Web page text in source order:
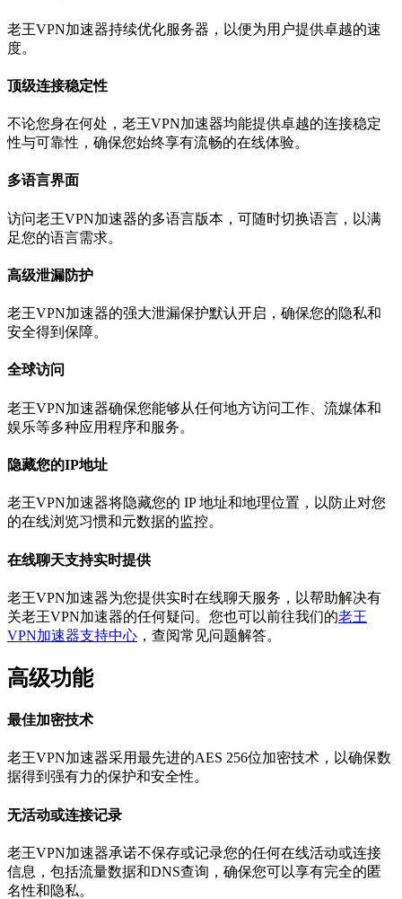
老王VPN加速器持续优化服务器，以便为用户提供卓越的速
度。
顶级连接稳定性
不论您身在何处，老王VPN加速器均能提供卓越的连接稳定
性与可靠性，确保您始终享有流畅的在线体验。
多语言界面
访问老王VPN加速器的多语言版本，可随时切换语言，以满
足您的语言需求。
高级泄漏防护
老王VPN加速器的强大泄漏保护默认开启，确保您的隐私和
安全得到保障。
全球访问
老王VPN加速器确保您能够从任何地方访问工作、流媒体和
娱乐等多种应用程序和服务。
隐藏您的IP地址
老王VPN加速器将隐藏您的 IP 地址和地理位置，以防止对您
的在线浏览习惯和元数据的监控。
在线聊天支持实时提供
老王VPN加速器为您提供实时在线聊天服务，以帮助解决有
关老王VPN加速器的任何疑问。您也可以前往我们的老王
VPN加速器支持中心 ，查阅常见问题解答。
高级功能
最佳加密技术
老王VPN加速器采用最先进的AES 256位加密技术，以确保数
据得到强有力的保护和安全性。
无活动或连接记录
老王VPN加速器承诺不保存或记录您的任何在线活动或连接
信息，包括流量数据和DNS查询，确保您可以享有完全的匿
名性和隐私。